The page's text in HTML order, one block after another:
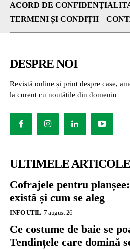
ACORD DE
TERMENI ȘI CONDIȚII
DESPRE NOI
Revistă online și print despre case,
la curent cu noutățile din domeniu
ULTIMELE ARTICOLE
Cofrajele pentru
există și cum se aleg
INFO UTIL 7 august 26
Ce costume de baie se
Tendințele care domină